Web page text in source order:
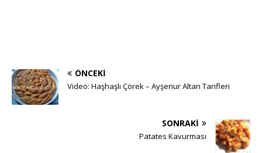
ÖNCEKI
Video: Haşhaşlı Çörek – Ayşenur Altan Tarifleri
SONRAKI
Patates Kavurması